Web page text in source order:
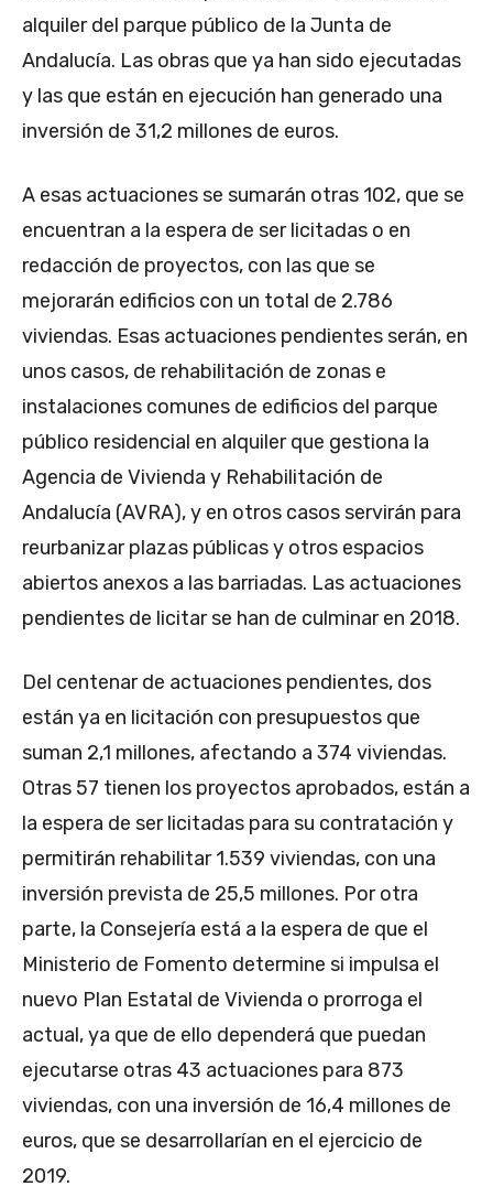
alquiler del parque público de la Junta de
Andalucía. Las obras que ya han sido ejecutadas
y las que están en ejecución han generado una
inversión de 31,2 millones de euros.
A esas actuaciones se sumarán otras 102, que se
encuentran a la espera de ser licitadas o en
redacción de proyectos, con las que se
mejorarán edificios con un total de 2.786
viviendas. Esas actuaciones pendientes serán, en
unos casos, de rehabilitación de zonas e
instalaciones comunes de edificios del parque
público residencial en alquiler que gestiona la
Agencia de Vivienda y Rehabilitación de
Andalucía (AVRA), y en otros casos servirán para
reurbanizar plazas públicas y otros espacios
abiertos anexos a las barriadas. Las actuaciones
pendientes de licitar se han de culminar en 2018.
Del centenar de actuaciones pendientes, dos
están ya en licitación con presupuestos que
suman 2,1 millones, afectando a 374 viviendas.
Otras 57 tienen los proyectos aprobados, están a
la espera de ser licitadas para su contratación y
permitirán rehabilitar 1.539 viviendas, con una
inversión prevista de 25,5 millones. Por otra
parte, la Consejería está a la espera de que el
Ministerio de Fomento determine si impulsa el
nuevo Plan Estatal de Vivienda o prorroga el
actual, ya que de ello dependerá que puedan
ejecutarse otras 43 actuaciones para 873
viviendas, con una inversión de 16,4 millones de
euros, que se desarrollarían en el ejercicio de
2019.